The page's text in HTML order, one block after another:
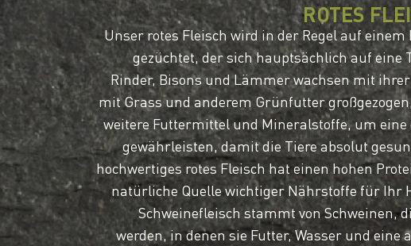
ROTES
Unser rotes Fleisch wird in der Regel auf
gezüchtet, der sich hauptsächlich auf eine
Rinder, Bisons und Lämmer wachsen mit
mit Grass und anderem Grünfutter
weitere Futtermittel und Mineralstoffe, um
gewährleisten, damit die Tiere absolut
hochwertiges rotes Fleisch hat einen hohen
natürliche Quelle wichtiger Nährstoffe für Ihr
Schweinefleisch stammt von Schweinen,
werden, in denen sie Futter, Wasser und eine